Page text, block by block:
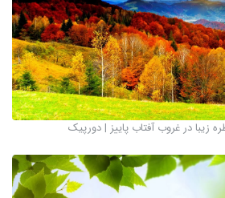
زیبا در غروب آفتاب پاییز | دورپیک